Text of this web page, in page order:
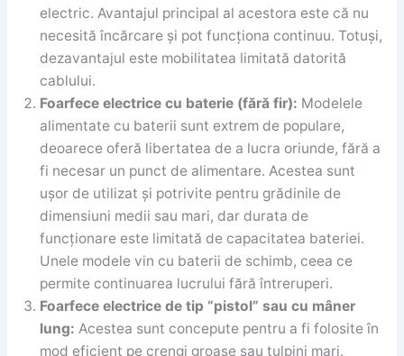
electric. Avantajul principal al acestora este că nu
necesită încărcare și pot funcționa continuu. Totuși,
dezavantajul este mobilitatea limitată datorită
cablului.
Foarfece electrice cu baterie (fără fir): Modelele
alimentate cu baterii sunt extrem de populare,
deoarece oferă libertatea de a lucra oriunde, fără a
fi necesar un punct de alimentare. Acestea sunt
ușor de utilizat și potrivite pentru grădinile de
dimensiuni medii sau mari, dar durata de
funcționare este limitată de capacitatea bateriei.
Unele modele vin cu baterii de schimb, ceea ce
permite continuarea lucrului fără întreruperi.
Foarfece electrice de tip “pistol” sau cu mâner
lung: Acestea sunt concepute pentru a fi folosite în
mod eficient pe crengi groase sau tulpini mari.